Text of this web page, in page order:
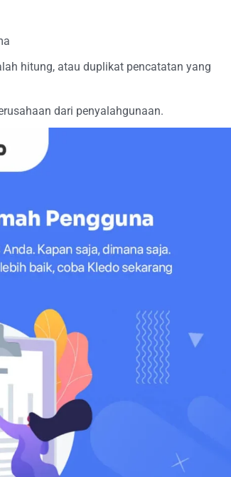
hitung, atau duplikat pencatatan yang
dari penyalahgunaan.